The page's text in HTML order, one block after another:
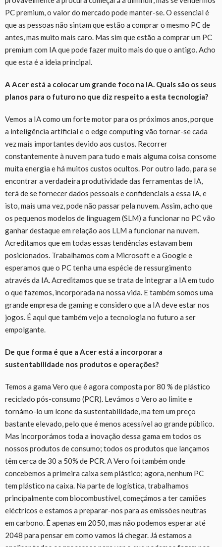
PC premium, o valor do mercado pode manter-se. O essencial é
que as pessoas não sintam que estão a comprar o mesmo PC de
antes, mas muito mais caro. Mas sim que estão a comprar um PC
premium com IA que pode fazer muito mais do que o antigo. Acho
que esta é a ideia principal.
A Acer está a colocar um grande foco na IA. Quais são os seus
planos para o futuro no que diz respeito a esta tecnologia?
Vemos a IA como um forte motor para os próximos anos, porque
a inteligência artificial e o edge computing vão tornar-se cada
vez mais importantes devido aos custos. Recorrer
constantemente à nuvem para tudo e mais alguma coisa consome
muita energia e há muitos custos ocultos. Por outro lado, para se
encontrar a verdadeira produtividade das ferramentas de IA,
terá de se fornecer dados pessoais e confidenciais a essa IA, e
isto, mais uma vez, pode não passar pela nuvem. Assim, acho que
os pequenos modelos de linguagem (SLM) a funcionar no PC vão
ganhar destaque em relação aos LLM a funcionar na nuvem.
Acreditamos que em todas essas tendências estavam bem
posicionados. Trabalhamos com a Microsoft e a Google e
esperamos que o PC tenha uma espécie de ressurgimento
através da IA. Acreditamos que se trata de integrar a IA em tudo
o que fazemos, incorporada na nossa vida. E também somos uma
grande empresa de gaming e considero que a IA deve estar nos
jogos. É aqui que também vejo a tecnologia no futuro a ser
empolgante.
De que forma é que a Acer está a incorporar a
sustentabilidade nos produtos e operações?
Temos a gama Vero que é agora composta por 80 % de plástico
reciclado pós-consumo (PCR). Levámos o Vero ao limite e
tornámo-lo um ícone da sustentabilidade, ma tem um preço
bastante elevado, pelo que é menos acessível ao grande público.
Mas incorporámos toda a inovação dessa gama em todos os
nossos produtos de consumo; todos os produtos que lançamos
têm cerca de 30 a 50% de PCR. A Vero foi também onde
concebemos a primeira caixa sem plástico; agora, nenhum PC
tem plástico na caixa. Na parte de logística, trabalhamos
principalmente com biocombustível, começámos a ter camiões
eléctricos e estamos a preparar-nos para as emissões neutras
em carbono. É apenas em 2050, mas não podemos esperar até
2048 para pensar em como vamos lá chegar. Já estamos a